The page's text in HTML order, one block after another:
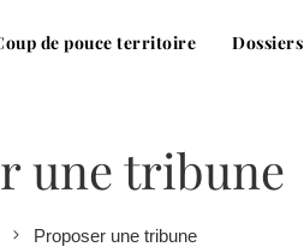
de pouce territoire Dossiers
une tribune
Proposer une tribune